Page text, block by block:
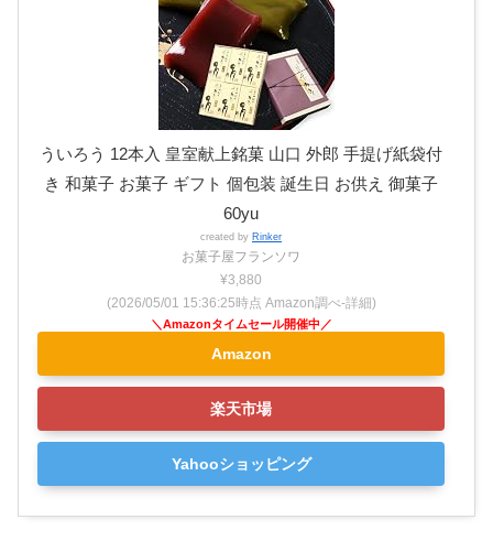
ういろう 12本入 皇室献上銘菓 山口 外郎 手提げ紙袋付
き 和菓子 お菓子 ギフト 個包装 誕生日 お供え 御菓子
60yu
created by Rinker
お菓子屋フランソワ
¥3,880
(2026/05/01 15:36:25時点 Amazon調べ-詳細)
Amazon
楽天市場
Yahooショッピング